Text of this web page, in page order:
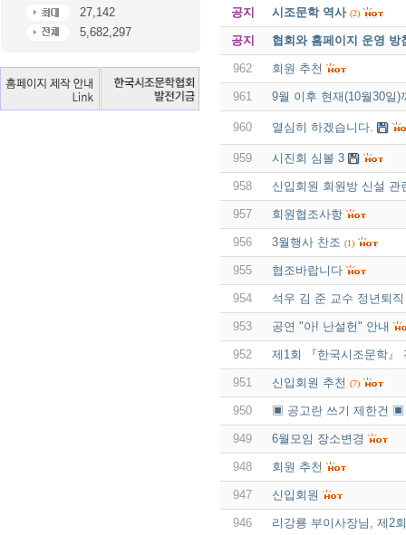
27,142
5,682,297
공지 시조문학 역사 (2)
공지 협회와 홈페이지 운영 방
962 회원 추천
961 9월 이후 현재(10월30일
960 열심히 하겠습니다.
959 시진회 심볼 3
958 신입회원 회원방 신설 관
957 회원협조사항
956 3월행사 찬조 (1)
955 협조바랍니다
954 석우 김 준 교수 정년퇴
953 공연 "아! 난설헌" 안내
952 제1회 『한국시조문학』
951 신입회원 추천 (7)
950 ▣ 공고란 쓰기 제한건 ▣
949 6월모임 장소변경
948 회원 추천
947 신입회원
946 리강룡 부이사장님, 제2